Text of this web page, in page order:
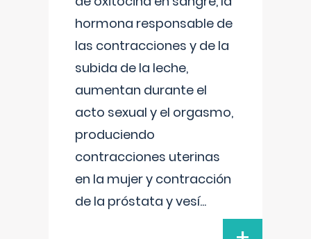
hormona responsable de
las contracciones y de la
subida de la leche,
aumentan durante el
acto sexual y el orgasmo,
produciendo
contracciones uterinas
en la mujer y contracción
de la próstata y vesí...